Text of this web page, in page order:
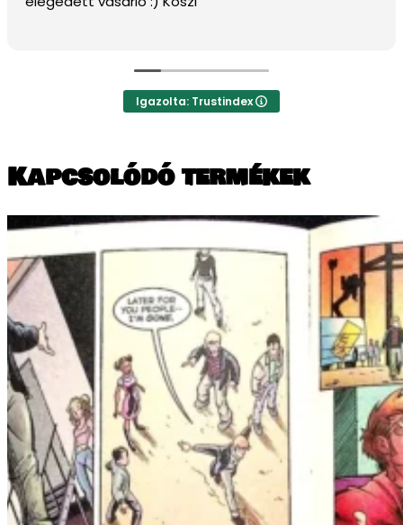
Igazolta: Trustindex
Kapcsolódó termékek